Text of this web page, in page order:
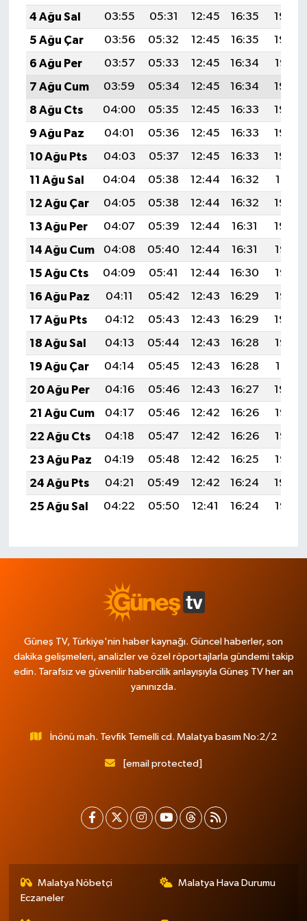
4 Ağu Sal
03:55 05:31 12:45 16:35
19:49
5 Ağu Çar
03:56 05:32 12:45 16:35
19:48
6 Ağu Per
03:57 05:33 12:45 16:34
19:47
7 Ağu Cum
03:59 05:34 12:45 16:34
19:46
8 Ağu Cts
04:00 05:35 12:45 16:33
19:45
9 Ağu Paz
04:01 05:36 12:45 16:33
19:44
10 Ağu Pts
04:03 05:37 12:45 16:33
19:42
11 Ağu Sal
04:04 05:38 12:44 16:32
19:41
12 Ağu Çar
04:05 05:38 12:44 16:32
19:40
13 Ağu Per
04:07 05:39 12:44 16:31
19:39
14 Ağu Cum
04:08 05:40 12:44 16:31
19:38
15 Ağu Cts
04:09 05:41 12:44 16:30
19:36
16 Ağu Paz
04:11 05:42 12:43 16:29
19:35
17 Ağu Pts
04:12 05:43 12:43 16:29
19:34
18 Ağu Sal
04:13 05:44 12:43 16:28
19:32
19 Ağu Çar
04:14 05:45 12:43 16:28
19:31
20 Ağu Per
04:16 05:46 12:43 16:27
19:30
21 Ağu Cum
04:17 05:46 12:42 16:26
19:28
22 Ağu Cts
04:18 05:47 12:42 16:26
19:27
23 Ağu Paz
04:19 05:48 12:42 16:25
19:25
24 Ağu Pts
04:21 05:49 12:42 16:24
19:24
25 Ağu Sal
04:22 05:50 12:41 16:24 19:23
Güneş TV, Türkiye'nin haber kaynağı. Güncel haberler, son
dakika gelişmeleri, analizler ve özel röportajlarla gündemi takip
edin. Tarafsız ve güvenilir habercilik anlayışıyla Güneş TV her an
yanınızda.
İnönü mah. Tevfik Temelli cd. Malatya basım No:2/2
[email protected]
Malatya Nöbetçi
Eczaneler
Malatya Hava Durumu